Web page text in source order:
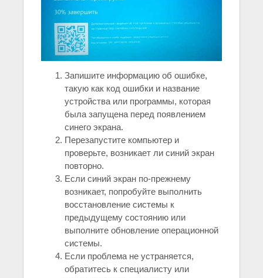
Запишите информацию об ошибке,
такую как код ошибки и название
устройства или программы, которая
была запущена перед появлением
синего экрана.
Перезапустите компьютер и
проверьте, возникает ли синий экран
повторно.
Если синий экран по-прежнему
возникает, попробуйте выполнить
восстановление системы к
предыдущему состоянию или
выполните обновление операционной
системы.
Если проблема не устраняется,
обратитесь к специалисту или